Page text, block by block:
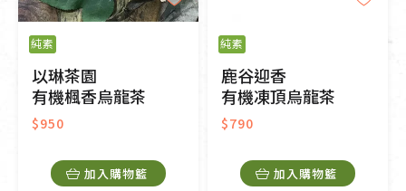
純素
以琳茶園
有機楓香烏龍茶
$950
加入購物籃
純素
鹿谷迎香
有機凍頂烏龍茶
$790
加入購物籃